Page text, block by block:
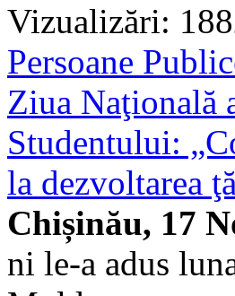
Vizualizări:
Persoane
Ziua Naţională
Studentului:
la dezvoltarea
Chișinău, 17
ni le-a adus